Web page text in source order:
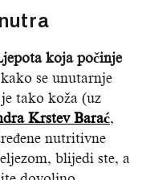
koja počinje
se unutarnje
tako koža (uz
Krstev Barać,
nutritivne
blijedi ste, a